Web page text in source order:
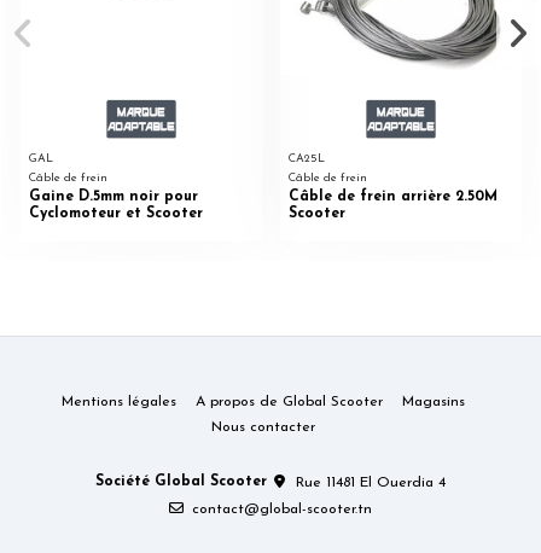
GAL
Câble de frein
Gaine D.5mm noir pour
Cyclomoteur et Scooter
CA25L
Câble de frein
Câble de frein arrière 2.50M
Scooter
Mentions légales A propos de Global Scooter
Magasins
Nous contacter
Société Global Scooter
Rue 11481 El Ouerdia 4
contact@global-scooter.tn